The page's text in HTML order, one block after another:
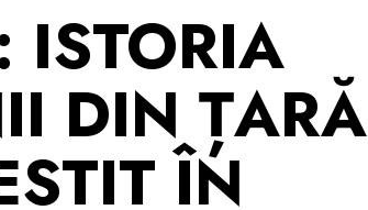
ISTORIA
DIN ȚARĂ
ÎN